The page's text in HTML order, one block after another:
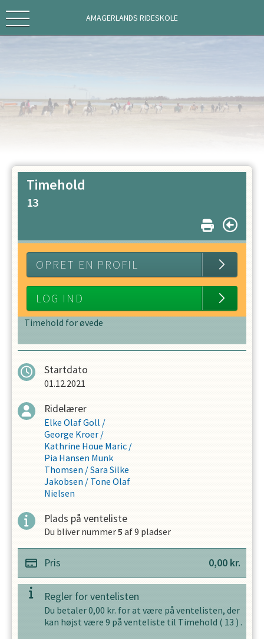
AMAGERLANDS RIDESKOLE
Timehold
13
OPRET EN PROFIL
LOG IND
Timehold for øvede
Startdato
01.12.2021
Ridelærer
Elke Olaf Goll /
George Kroer/
Kathrine Houe Maric/
Pia Hansen Munk
Thomsen/Sara Silke
Jakobsen/ Tone Olaf
Nielsen
Plads på venteliste
Du bliver nummer5 af9 pladser
Pris 0,00 kr.
Regler for ventelisten
Du betaler0,00 kr. for at være på ventelisten, der
kan højst være 9 på venteliste til Timehold ( 13 ) .